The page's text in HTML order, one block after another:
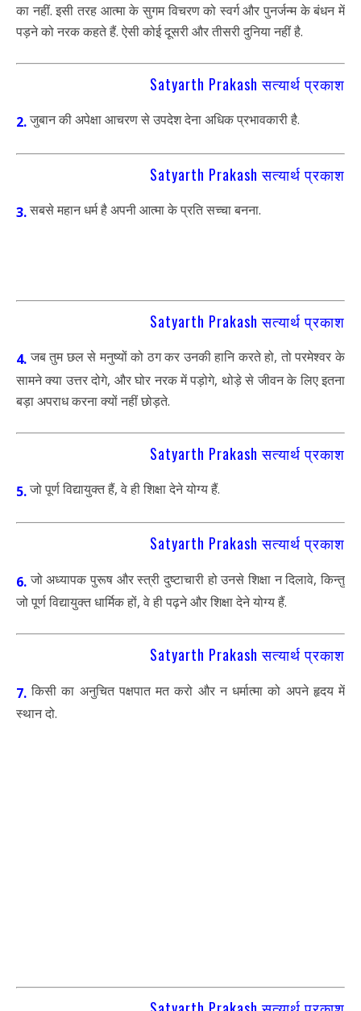
का नहीं. इसी तरह आत्मा के सुगम विचरण को स्वर्ग और पुनर्जन्म के बंधन में
पड़ने को नरक कहते हैं. ऐसी कोई दूसरी और तीसरी दुनिया नहीं है.
Satyarth Prakash सत्यार्थ प्रकाश
2.जुबान की अपेक्षा आचरण से उपदेश देना अधिक प्रभावकारी है.
Satyarth Prakash सत्यार्थ प्रकाश
3.सबसे महान धर्म है अपनी आत्मा के प्रति सच्चा बनना.
Satyarth Prakash सत्यार्थ प्रकाश
4. जब तुम छल से मनुष्यों को ठग कर उनकी हानि करते हो, तो परमेश्वर के
सामने क्या उत्तर दोगे, और घोर नरक में पड़ोगे, थोड़े से जीवन के लिए इतना
बड़ा अपराध करना क्यों नहीं छोड़ते.
Satyarth Prakash सत्यार्थ प्रकाश
5.जो पूर्ण विद्यायुक्त हैं, वे ही शिक्षा देने योग्य हैं.
Satyarth Prakash सत्यार्थ प्रकाश
6.जो अध्यापक पुरूष और स्त्री दुष्टाचारी हो उनसे शिक्षा न दिलावे, किन्तु
जो पूर्ण विद्यायुक्त धार्मिक हों, वे ही पढ़ने और शिक्षा देने योग्य हैं.
Satyarth Prakash सत्यार्थ प्रकाश
7. किसी का अनुचित पक्षपात मत करो और न धर्मात्मा को अपने हृदय में
स्थान दो.